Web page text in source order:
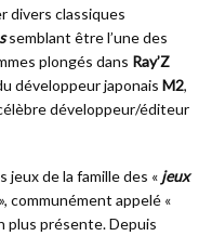
divers classiques
semblant être l’une des
plongés dans Ray’Z
développeur japonais M2,
développeur/éditeur
jeux de la famille des « jeux
communément appelé «
plus présente. Depuis